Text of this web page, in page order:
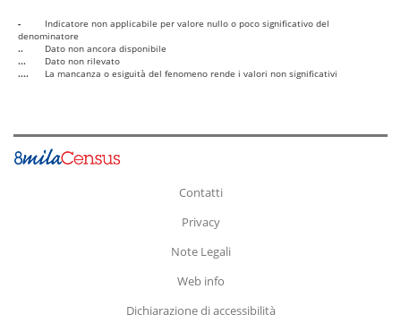
-
Indicatore non applicabile per valore nullo o poco significativo del
denominatore
..
Dato non ancora disponibile
...
Dato non rilevato
....
La mancanza o esiguità del fenomeno rende i valori non significativi
Contatti
Privacy
Note Legali
Web info
Dichiarazione di accessibilità